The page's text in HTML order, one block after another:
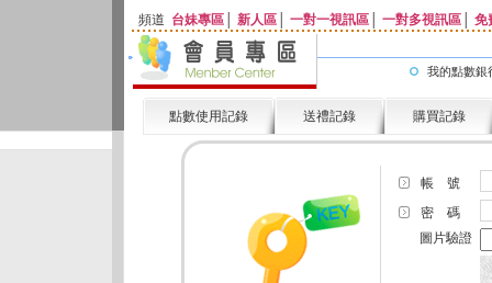
頻道 台妹專區 新人區 一對一視訊區 一對多視訊區 免
我的點數銀
點數使用記錄 送禮記錄 購買記錄
帳 號
密 碼
圖片驗證